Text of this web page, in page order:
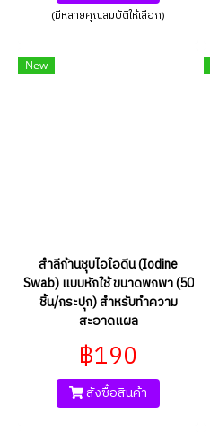
(มีหลายคุณสมบัติให้เลือก)
New
สำลีก้านชุบไอโอดีน (Iodine
Swab) แบบหักใช้ ขนาดพกพา (50
ชิ้น/กระปุก) สำหรับทำความ
สะอาดแผล
฿190
สั่งซื้อสินค้า